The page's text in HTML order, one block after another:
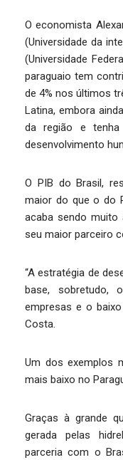
O economista
(Universidade da
(Universidade
paraguaio tem
de 4% nos últimos
Latina, embora
da região e
desenvolvimento
O PIB do Brasil,
maior do que o do
acaba sendo muito
seu maior parceiro
“A estratégia de
base, sobretudo,
empresas e o
Costa.
Um dos exemplos
mais baixo no
Graças à grande
gerada pelas
parceria com o